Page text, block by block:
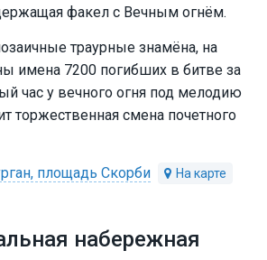
факел с Вечным огнём.
траурные знамёна, на
имена 7200 погибших в битве за
час у вечного огня под мелодию
торжественная смена почетного
площадь Скорби
набережная